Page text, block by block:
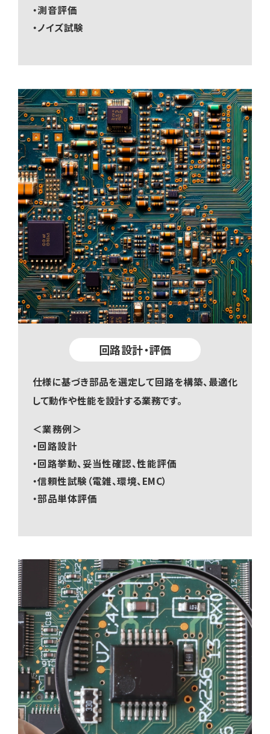
・測音評価
・ノイズ試験
回路設計・評価
仕様に基づき部品を選定して回路を構築、最適化
して動作や性能を設計する業務です。
＜業務例＞
・回路設計
・回路挙動、妥当性確認、性能評価
・信頼性試験（電雑、環境、EMC）
・部品単体評価